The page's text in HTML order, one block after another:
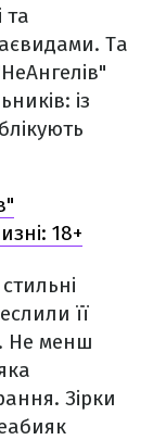
та
Та
із
18+
її
Не менш
Зірки